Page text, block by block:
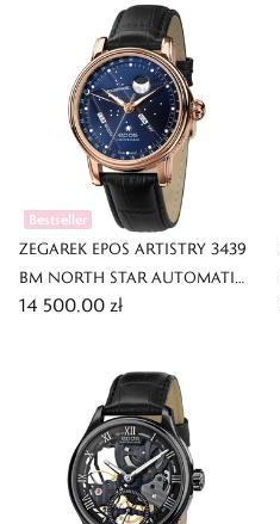
Bestseller
ZEGAREK EPOS ARTISTRY 3439
BM NORTH STAR AUTOMATIC
MOONPHASE
14 500,00 zł